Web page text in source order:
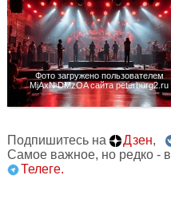
Фото загружено пользователем
MjAxN DMzOA сайта peterburg2.ru
Подпишитесь на Дзен,
Самое важное, но редко - в
Телеге.